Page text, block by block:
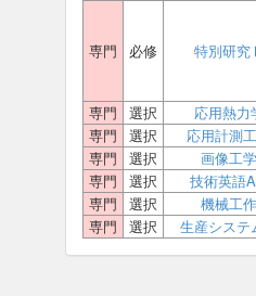
専門 必修 特別研究
専門 選択 応用熱力
専門
選択 応用計測
専門
選択 画像工学
専門
選択 技術英語
専門
選択 機械工作
専門
選択 生産システ